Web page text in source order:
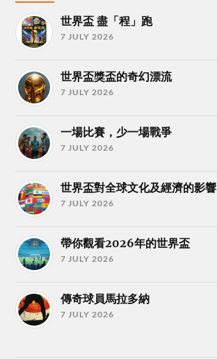
世界盃 盡「程」跑
7 JULY 2026
世界盃獎盃的奇幻漂流
7 JULY 2026
一場比賽，少一場戰爭
7 JULY 2026
世界盃對全球文化及經濟的影響
7 JULY 2026
帶你觀看2026年的世界盃
7 JULY 2026
傳奇球員馬拉多納
7 JULY 2026